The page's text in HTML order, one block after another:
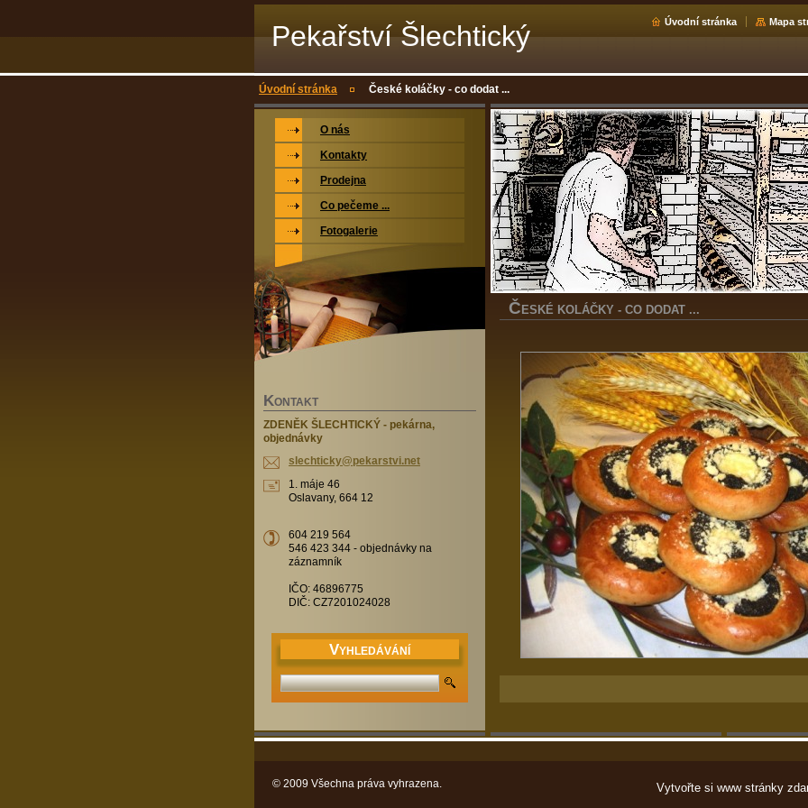
Pekařství Šlechtický Úvodní stránka Mapa
Úvodní stránka České koláčky - co dodat ...
Č ESKÉ KOLÁČKY - CO DODAT ...
O nás
Kontakty
Prodejna
Co pečeme ...
Fotogalerie
KONTAKT
ZDENĚK ŠLECHTICKÝ - pekárna,
objednávky
slechtic ky@pekarstvi.net
1. máje 46
Oslavany, 664 12
604 219 564
546 423 344 - objednávky na
záznamník
IČO: 46896775
DIČ: CZ7201024028
VYHLEDÁVÁNÍ
© 2009 Všechna práva vyhrazena. Vytvořte si www stránky